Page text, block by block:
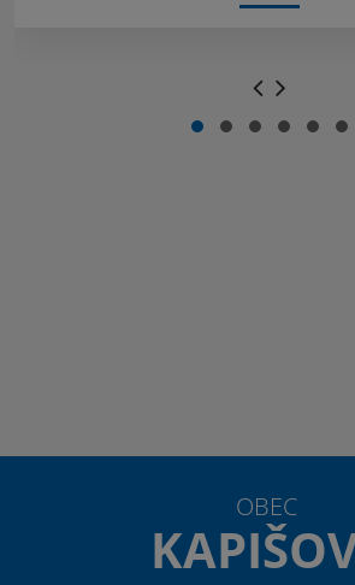
OBEC